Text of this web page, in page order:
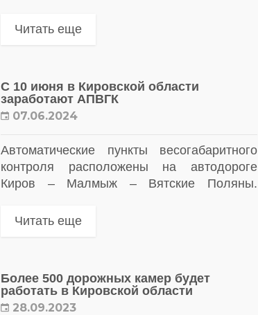
Читать еще
С 10 июня в Кировской области
заработают АПВГК
07.06.2024
Автоматические пункты весогабаритного
контроля расположены на автодороге
Киров – Малмыж – Вятские Поляны.
в тестовом режиме — без вынесения
Читать еще
Более 500 дорожных камер будет
работать в Кировской области
28.09.2023